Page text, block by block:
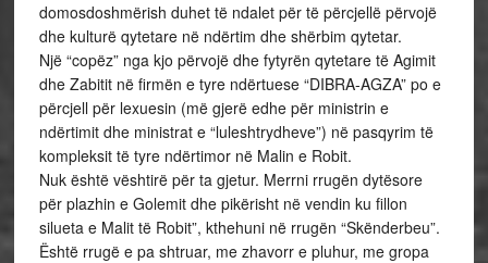
domosdoshmërish duhet të ndalet për të përcjellë përvojë
dhe kulturë qytetare në ndërtim dhe shërbim qytetar.
Një “copëz” nga kjo përvojë dhe fytyrën qytetare të Agimit
dhe Zabitit në firmën e tyre ndërtuese “DIBRA-AGZA” po e
përcjell për lexuesin (më gjerë edhe për ministrin e
ndërtimit dhe ministrat e “luleshtrydheve”) në pasqyrim të
kompleksit të tyre ndërtimor në Malin e Robit.
Nuk është vështirë për ta gjetur. Merrni rrugën dytësore
për plazhin e Golemit dhe pikërisht në vendin ku fillon
silueta e Malit të Robit”, kthehuni në rrugën “Skënderbeu”.
Është rrugë e pa shtruar, me zhavorr e pluhur, me gropa